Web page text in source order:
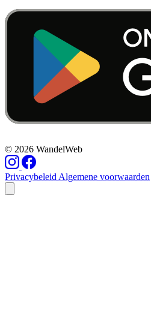
© 2026 WandelWeb
PrivacybeleidAlgemene voorwaarden